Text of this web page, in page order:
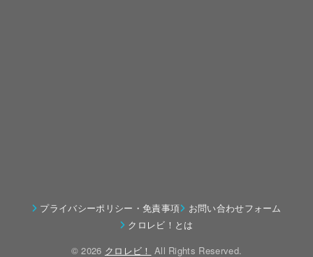
プライバシーポリシー・免責事項
お問い合わせフォーム
クロレビ！とは
© 2026 クロレビ！ All Rights Reserved.